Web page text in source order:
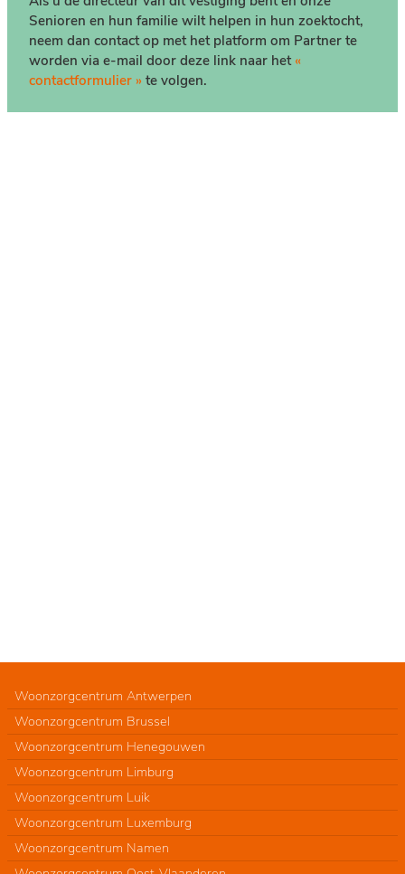
Senioren en hun familie wilt helpen in hun zoektocht,
neem dan contact op met het platform om Partner te
worden via e-mail door deze link naar het «
contactformulier » te volgen.
Woonzorgcentrum Antwerpen
Woonzorgcentrum Brussel
Woonzorgcentrum Henegouwen
Woonzorgcentrum Limburg
Woonzorgcentrum Luik
Woonzorgcentrum Luxemburg
Woonzorgcentrum Namen